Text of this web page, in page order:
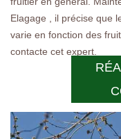
Elagage , il précise que
varie en fonction des
contacte cet expert.